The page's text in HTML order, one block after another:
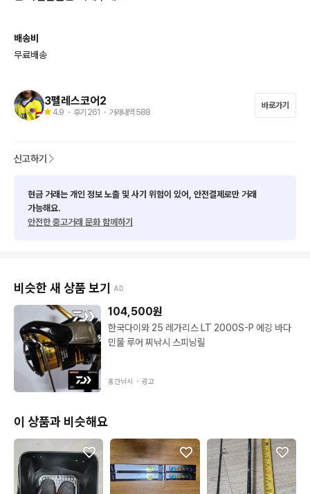
배송비
무료배송
3펠레스코어2
4.9 ・ 후기 261 ・ 거래내역 588
바로가기
신고하기
현금 거래는 개인 정보 노출 및 사기 위험이 있어, 안전결제로만 거래
가능해요.
안전한 중고거래 문화 함께하기
비슷한 새 상품 보기 AD
104,500원
한국다이와 25 레가리스 LT 2000S-P 에깅 바다
민물 루어 찌낚시 스피닝릴
홍간낚시 ・ 광고
이 상품과 비슷해요